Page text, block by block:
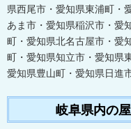
県西尾市・愛知県東浦町・
あま市・愛知県稲沢市・愛
町・愛知県北名古屋市・愛
町・愛知県知立市・愛知県
愛知県豊山町・愛知県日進
岐阜県内の